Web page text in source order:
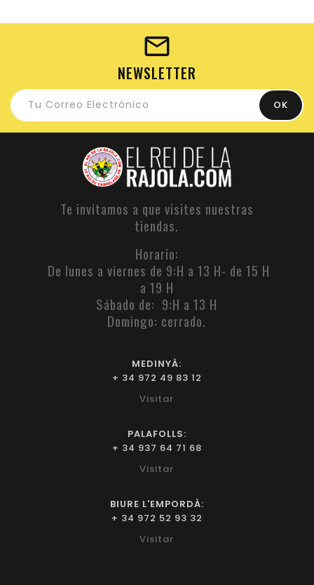
NEWSLETTER
Te invitamos a que visites nuestras
tiendas.
Horario:
De lunes a viernes de 9:H a 13 H- de 15 H
a 19 H
Sábado de: 9:H a 13 H
Domingo: cerrado.
MEDINYÀ:
+ 34 972 49 83 12
Visitar
PALAFOLLS:
+ 34 937 64 71 68
Visitar
BIURE L'EMPORDÀ:
+ 34 972 52 93 32
Visitar